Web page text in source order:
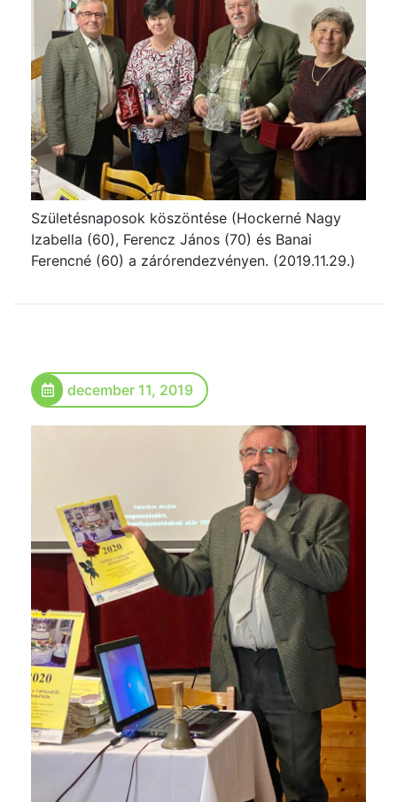
Születésnaposok köszöntése (Hockerné Nagy
Izabella (60), Ferencz János (70) és Banai
Ferencné (60) a zárórendezvényen. (2019.11.29.)
december 11, 2019